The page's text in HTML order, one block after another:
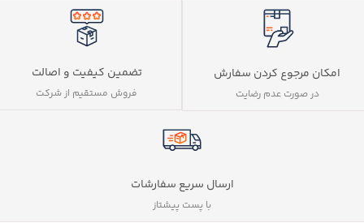
امکان مرجوع کردن سفارش
در صورت عدم رضایت
تضمین کیفیت و اصالت
فروش مستقیم از شرکت
ارسال سریع سفارشات
با پست پیشتاز